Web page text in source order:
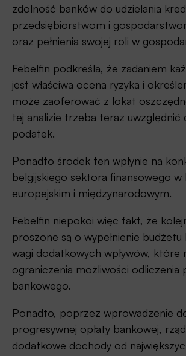
zdolność banków do udzielania
przedsiębiorstwom i
oraz pełnienia swojej roli w
Febelfin podkreśla, że zadaniem
jest właściwa ocena ryzyka i
może zaoferować z lokat
tej analizie trzeba teraz uwzględnić
podatek.
Ponadto środek ten wpłynie na
belgijskiego sektora finansowego w
europejskim i międzynarodowym.
Febelfin niepokoi więc fakt, że
proszone są o wypełnienie
wagi dodatkowych wpływów, które
ograniczenia możliwości odliczenia
bankowego.
Ponadto, poprzez wprowadzenie
progresywnej opłaty bankowej,
dodatkowe dochody od